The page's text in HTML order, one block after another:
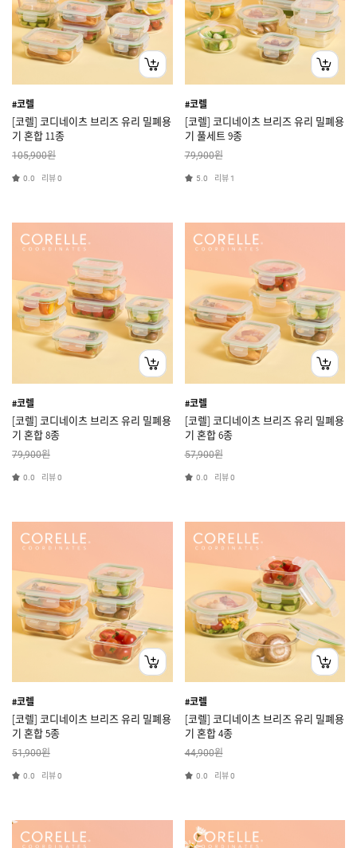
#코렐
[코렐] 코디네이츠 브리즈 유리 밀폐용
기 혼합 11종
105,900원
0.0 리뷰0
#코렐
[코렐] 코디네이츠 브리즈 유리 밀폐용
기 풀세트 9종
79,900원
5.0 리뷰 1
#코렐
[코렐] 코디네이츠 브리즈 유리 밀폐용
기 혼합 8종
79,900원
0.0 리뷰0
#코렐
[코렐] 코디네이츠 브리즈 유리 밀폐용
기 혼합 6종
57,900원
0.0 리뷰0
#코렐
[코렐] 코디네이츠 브리즈 유리 밀폐용
기 혼합 5종
51,900원
0.0 리뷰0
#코렐
[코렐] 코디네이츠 브리즈 유리 밀폐용
기 혼합 4종
44,900원
0.0 리뷰0